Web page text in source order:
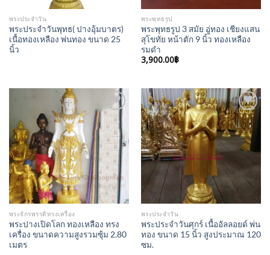
พระประจำวัน
พระประจำวันพุทธ( ปางอุ้มบาตร)
เนื้อทองเหลือง พ่นทอง ขนาด 25
นิ้ว
พระพุทธรูป
พระพุทธรูป 3 สมัย อู่ทอง เชียงแสน
สุโขทัย หน้าตัก 9 นิ้ว ทองเหลือง
รมดำ
3,900.00฿
Add to
Wishlist
พระจักรพรรดิทรงเครื่อง
พระปางเปิดโลก ทองเหลือง ทรง
เครื่อง ขนาดความสูงรวมซุ้ม 2.80
เมตร
Add to
Wishlist
พระประจำวัน
พระประจำวันศุกร์ เนื้ออัลลอยด์ พ่น
ทอง ขนาด 15 นิ้ว สูงประมาณ 120
ซม.